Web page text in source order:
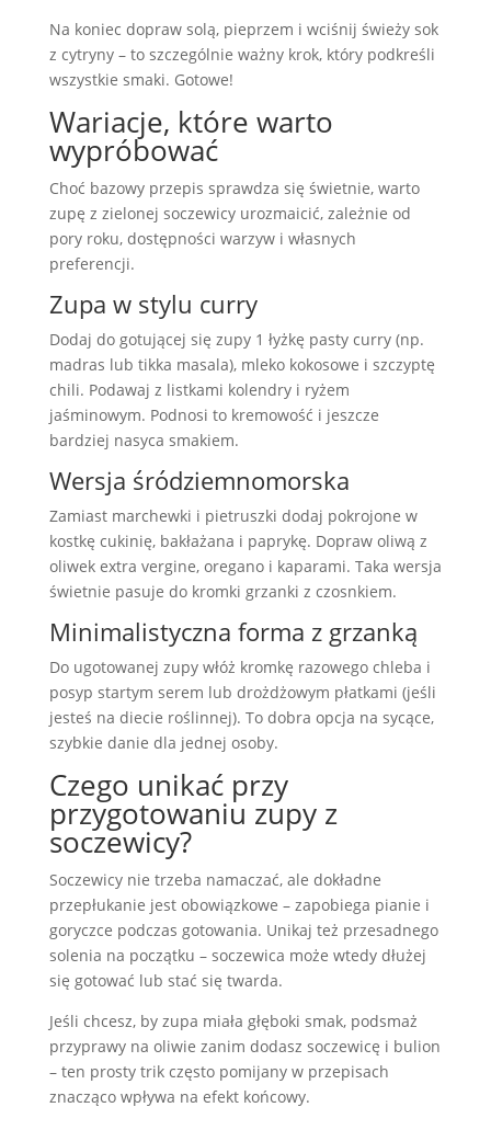
Na koniec dopraw solą, pieprzem i wciśnij świeży sok
z cytryny – to szczególnie ważny krok, który podkreśli
wszystkie smaki. Gotowe!
Wariacje, które warto
wypróbować
Choć bazowy przepis sprawdza się świetnie, warto
zupę z zielonej soczewicy urozmaicić, zależnie od
pory roku, dostępności warzyw i własnych
preferencji.
Zupa w stylu curry
Dodaj do gotującej się zupy 1 łyżkę pasty curry (np.
madras lub tikka masala), mleko kokosowe i szczyptę
chili. Podawaj z listkami kolendry i ryżem
jaśminowym. Podnosi to kremowość i jeszcze
bardziej nasyca smakiem.
Wersja śródziemnomorska
Zamiast marchewki i pietruszki dodaj pokrojone w
kostkę cukinię, bakłażana i paprykę. Dopraw oliwą z
oliwek extra vergine, oregano i kaparami. Taka wersja
świetnie pasuje do kromki grzanki z czosnkiem.
Minimalistyczna forma z grzanką
Do ugotowanej zupy włóż kromkę razowego chleba i
posyp startym serem lub drożdżowym płatkami (jeśli
jesteś na diecie roślinnej). To dobra opcja na sycące,
szybkie danie dla jednej osoby.
Czego unikać przy
przygotowaniu zupy z
soczewicy?
Soczewicy nie trzeba namaczać, ale dokładne
przepłukanie jest obowiązkowe – zapobiega pianie i
goryczce podczas gotowania. Unikaj też przesadnego
solenia na początku – soczewica może wtedy dłużej
się gotować lub stać się twarda.
Jeśli chcesz, by zupa miała głęboki smak, podsmaż
przyprawy na oliwie zanim dodasz soczewicę i bulion
– ten prosty trik często pomijany w przepisach
znacząco wpływa na efekt końcowy.